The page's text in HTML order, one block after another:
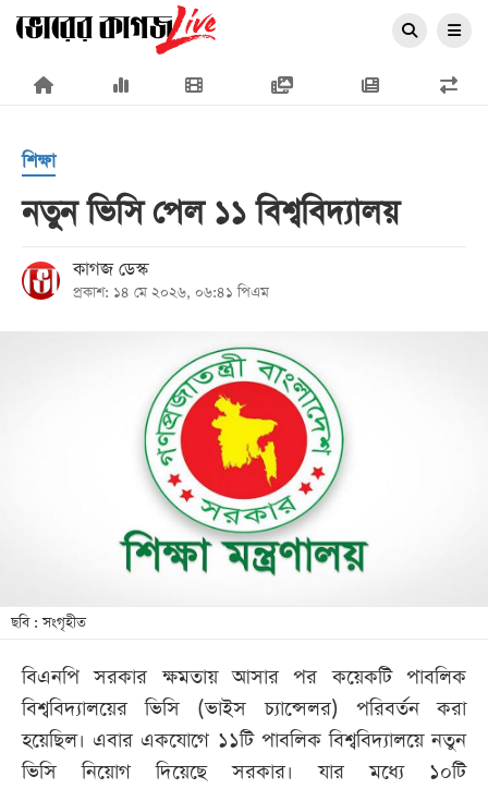
×
প্রচ্ছদ
স্টাইল
তথ্যপ্রযুক্তি
সব
বিভাগ
শিক্ষা
নতুন ভিসি পেল ১১ বিশ্ববিদ্যালয়
কাগজ ডেস্ক
প্রকাশ: ১৪ মে ২০২৬, ০৬:৪১ পিএম
ছবি : সংগৃহীত
বিএনপি সরকার ক্ষমতায় আসার পর কয়েকটি পাবলিক
বিশ্ববিদ্যালয়ের ভিসি (ভাইস চ্যান্সেলর) পরিবর্তন করা
হয়েছিল। এবার একযোগে ১১টি পাবলিক বিশ্ববিদ্যালয়ে নতুন
ভিসি নিয়োগ দিয়েছে সরকার। যার মধ্যে ১০টি